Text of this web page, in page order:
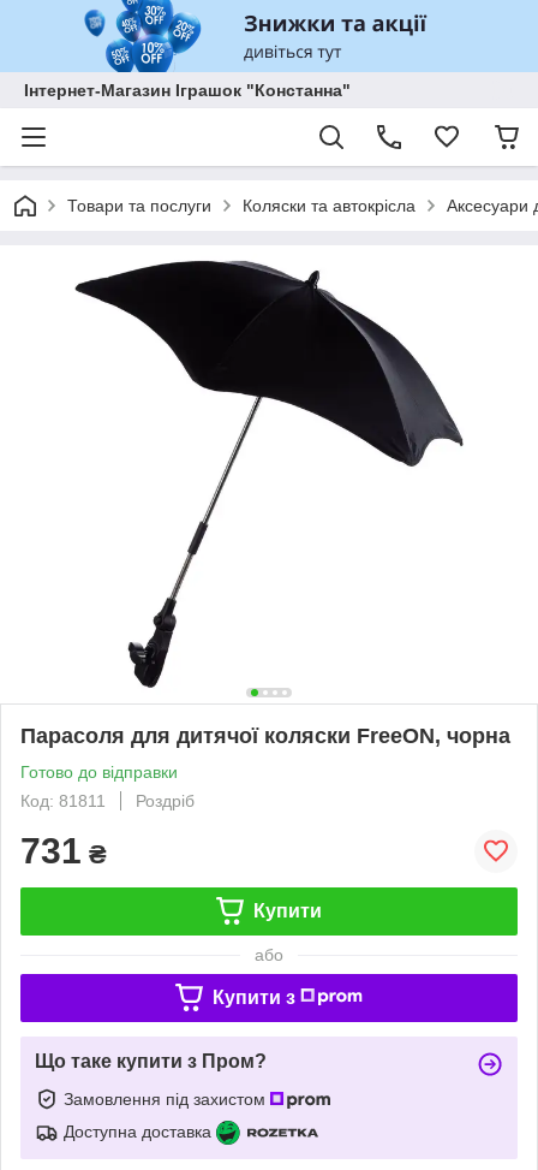
Інтернет-Магазин Іграшок "Констанна"
Товари та послуги Коляски та автокрісла Аксесуари
Парасоля для дитячої коляски FreeON, чорна
Готово до відправки
Код: 81811
Роздріб
731 ₴
Купити
або
Купити з
Що таке купити з Пром?
Замовлення під захистом
Доступна доставка